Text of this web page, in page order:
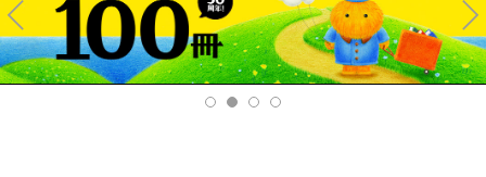
Pre
v
Ne
xt